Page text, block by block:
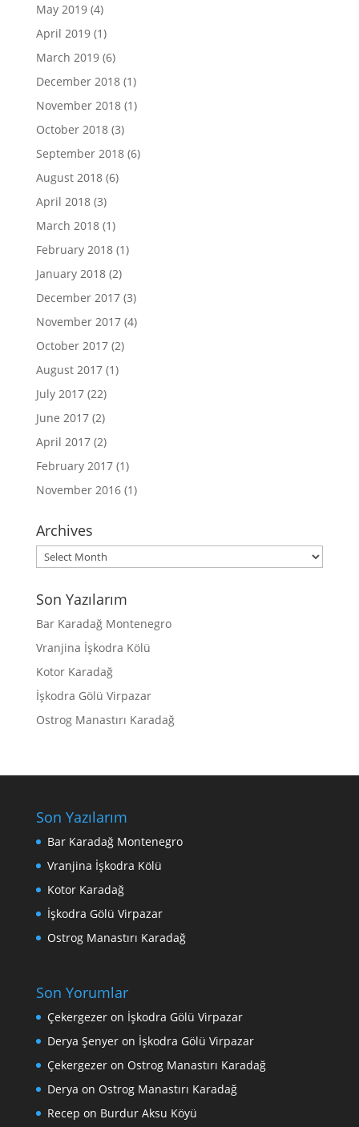
May 2019(4)
April 2019(1)
March 2019(6)
December 2018(1)
November 2018(1)
October 2018(3)
September 2018(6)
August 2018(6)
April 2018(3)
March 2018(1)
February 2018(1)
January 2018(2)
December 2017(3)
November 2017(4)
October 2017(2)
August 2017(1)
July 2017(22)
June 2017(2)
April 2017(2)
February 2017(1)
November 2016(1)
Archives
Archives
Son Yazılarım
Bar Karadağ Montenegro
Vranjina İşkodra Kölü
Kotor Karadağ
İşkodra Gölü Virpazar
Ostrog Manastırı Karadağ
Son Yazılarım
Bar Karadağ Montenegro
Vranjina İşkodra Kölü
Kotor Karadağ
İşkodra Gölü Virpazar
Ostrog Manastırı Karadağ
Son Yorumlar
Çekergezeron İşkodra Gölü Virpazar
Derya Şenyeron İşkodra Gölü Virpazar
Çekergezeron Ostrog Manastırı Karadağ
Derya on Ostrog Manastırı Karadağ
Recep on Burdur Aksu Köyü